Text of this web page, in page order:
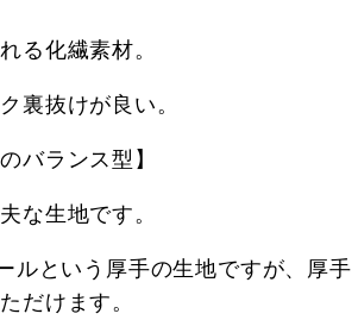
る化繊素材。
裏抜けが良い。
バランス型】
な生地です。
ルという厚手の生地ですが、厚
だけます。